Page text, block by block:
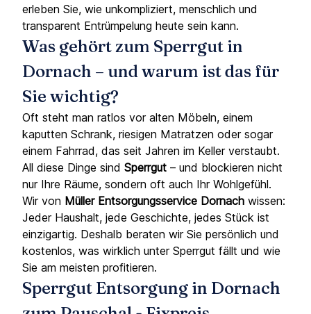
erleben Sie, wie unkompliziert, menschlich und
transparent Entrümpelung heute sein kann.
Was gehört zum Sperrgut in
Dornach – und warum ist das für
Sie wichtig?
Oft steht man ratlos vor alten Möbeln, einem
kaputten Schrank, riesigen Matratzen oder sogar
einem Fahrrad, das seit Jahren im Keller verstaubt.
All diese Dinge sind Sperrgut – und blockieren nicht
nur Ihre Räume, sondern oft auch Ihr Wohlgefühl.
Wir von Müller Entsorgungsservice Dornach wissen:
Jeder Haushalt, jede Geschichte, jedes Stück ist
einzigartig. Deshalb beraten wir Sie persönlich und
kostenlos, was wirklich unter Sperrgut fällt und wie
Sie am meisten profitieren.
Sperrgut Entsorgung in Dornach